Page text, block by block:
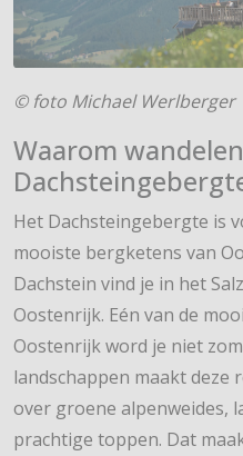
© foto Michael Werlberger
Waarom
Het Dachsteingebergte is
mooiste bergketens van
Dachstein vind je in het
Oostenrijk. Eén van de
Oostenrijk word je niet
landschappen maakt deze
over groene alpenweides,
prachtige toppen. Dat